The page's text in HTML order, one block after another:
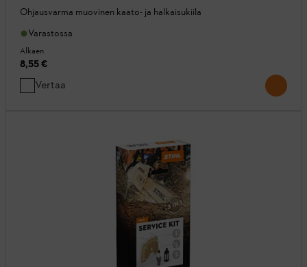
Ohjausvarma muovinen kaato- ja halkaisukiila
Varastossa
Alkaen
8,55 €
Vertaa